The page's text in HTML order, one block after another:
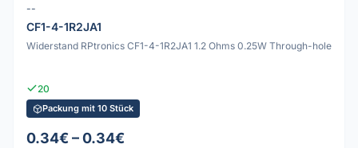
--
CF1-4-1R2JA1
Widerstand RPtronics CF1-4-1R2JA1 1.2 Ohms 0.25W Through-hole
20
Packung mit 10 Stück
0.34€ – 0.34€